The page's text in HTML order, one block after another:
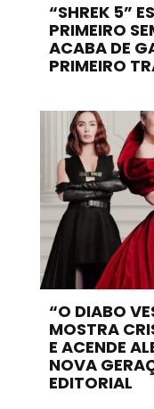
“SHREK 5”
PRIMEIRO
ACABA DE
PRIMEIRO
“O DIABO
MOSTRA
E ACENDE
NOVA
EDITORIAL